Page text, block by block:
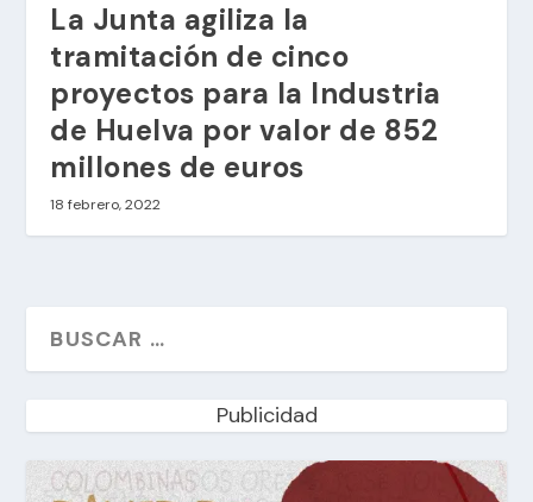
La Junta agiliza la
tramitación de cinco
proyectos para la Industria
de Huelva por valor de 852
millones de euros
18 febrero, 2022
Publicidad